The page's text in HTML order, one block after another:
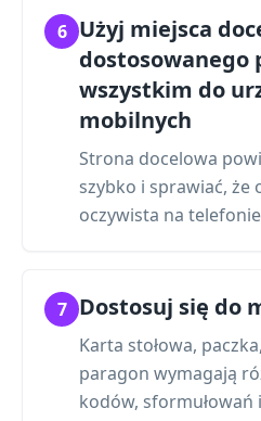
6 Użyj miejsca
dostosowanego
wszystkim do
mobilnych
Strona docelowa
szybko i sprawiać, że
oczywista na
7 Dostosuj się do
Karta stołowa,
paragon wymagają
kodów, sformułowań